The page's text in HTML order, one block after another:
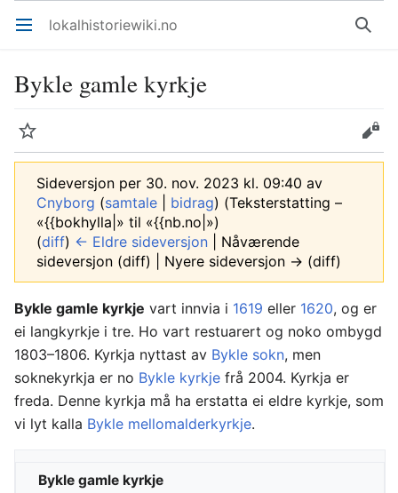
Åpne hovedmenyen lokalhistoriewiki.no Søk
Bykle gamle kyrkje
Overvåk Rediger
Sideversjon per 30. nov. 2023 kl. 09:40 av
Cnyborg (samtale bidrag) (Teksterstatting –
«{{bokhylla|» til «{{nb.no|»)
(diff) ← Eldre sideversjon | Nåværende
sideversjon (diff) | Nyere sideversjon → (diff)
Bykle gamle kyrkje vart innvia i 1619 eller 1620, og er
ei langkyrkje i tre. Ho vart restuarert og noko ombygd
1803–1806. Kyrkja nyttast av Bykle sokn, men
soknekyrkja er no Bykle kyrkje frå 2004. Kyrkja er
freda. Denne kyrkja må ha erstatta ei eldre kyrkje, som
vi lyt kalla Bykle mellomalderkyrkje.
Bykle gamle kyrkje